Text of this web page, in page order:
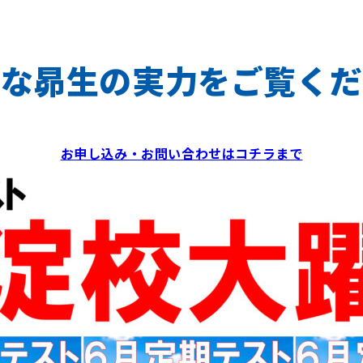
昴生の実力をご覧く
お申し込み・お問い合わせはコチラまで